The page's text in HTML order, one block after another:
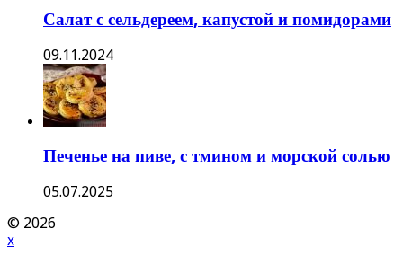
Салат с сельдереем, капустой и помидорами
09.11.2024
Печенье на пиве, с тмином и морской солью
05.07.2025
© 2026
x